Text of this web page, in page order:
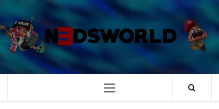
al
contenido
TUS ESPECIALISTAS EN NINTENDO
Menú